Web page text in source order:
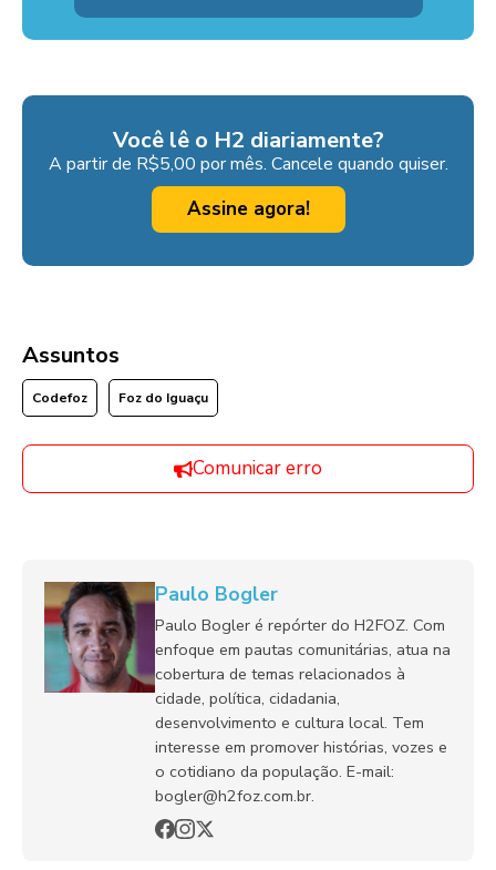
Você lê o H2 diariamente?
A partir de R$5,00 por mês. Cancele quando quiser.
Assine agora!
Assuntos
Codefoz Foz do Iguaçu
Comunicar erro
Paulo Bogler
Paulo Bogler é repórter do H2FOZ. Com
enfoque em pautas comunitárias, atua na
cobertura de temas relacionados à
cidade, política, cidadania,
desenvolvimento e cultura local. Tem
interesse em promover histórias, vozes e
o cotidiano da população. E-mail:
bogler@h2foz.com.br.